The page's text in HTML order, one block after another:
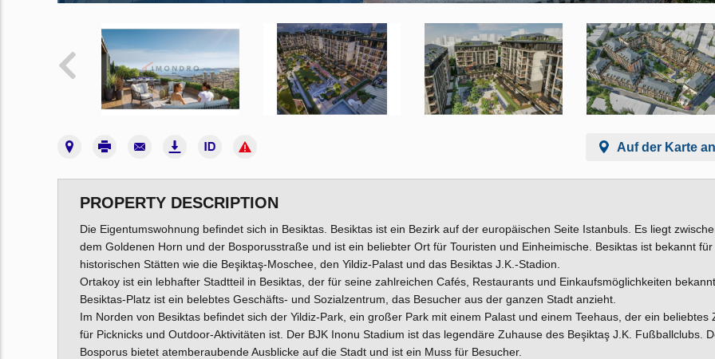
Auf der Karte
PROPERTY DESCRIPTION
Die Eigentumswohnung befindet sich in Besiktas. Besiktas ist ein Bezirk auf der europäischen Seite Istanbuls. Es liegt
dem Goldenen Horn und der Bosporusstraße und ist ein beliebter Ort für Touristen und Einheimische. Besiktas ist bekannt für
historischen Stätten wie die Beşiktaş-Moschee, den Yildiz-Palast und das Besiktas J.K.-Stadion.
Ortakoy ist ein lebhafter Stadtteil in Besiktas, der für seine zahlreichen Cafés, Restaurants und Einkaufsmöglichkeiten
Besiktas-Platz ist ein belebtes Geschäfts- und Sozialzentrum, das Besucher aus der ganzen Stadt anzieht.
Im Norden von Besiktas befindet sich der Yildiz-Park, ein großer Park mit einem Palast und einem Teehaus, der ein beliebtes
für Picknicks und Outdoor-Aktivitäten ist. Der BJK Inonu Stadium ist das legendäre Zuhause des Beşiktaş J.K. Fußballclubs.
Bosporus bietet atemberaubende Ausblicke auf die Stadt und ist ein Muss für Besucher.